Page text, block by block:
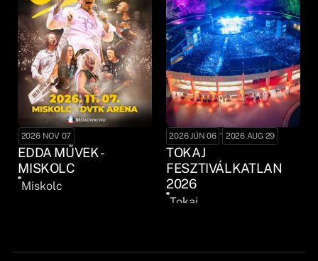
2026 NOV 07
EDDA MŰVEK -
MISKOLC
Miskolc
2026 JÚN 06 - 2026 AUG 29
TOKAJ
FESZTIVÁLKATLAN
2026
Tokaj